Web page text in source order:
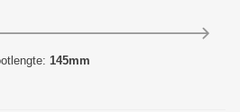
145mm